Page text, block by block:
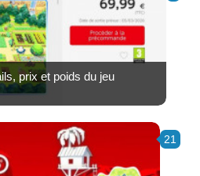
prix et poids du jeu
21